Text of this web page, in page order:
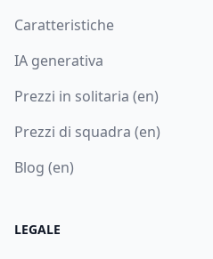
Caratteristiche
IA generativa
Prezzi in solitaria (en)
Prezzi di squadra (en)
Blog (en)
LEGALE